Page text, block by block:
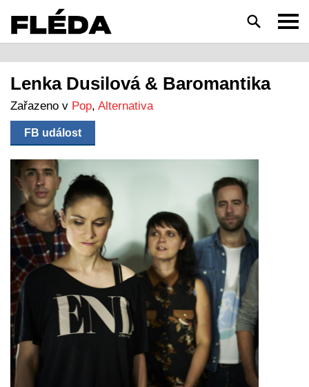
HLEDAT
Lenka Dusilová & Baromantika
Zařazeno v Pop, Alternativa
FB událost